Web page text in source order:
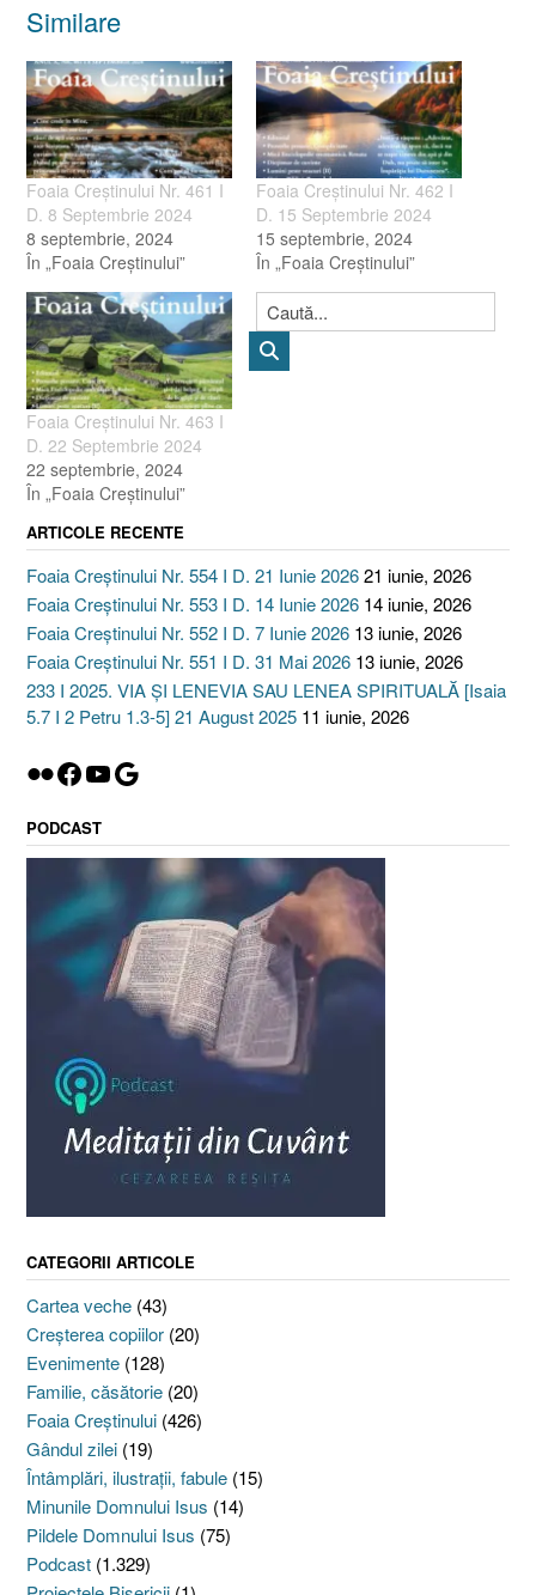
Similare
Foaia Creştinului Nr. 461 I
D. 8 Septembrie 2024
8 septembrie, 2024
În „Foaia Creştinului”
Foaia Creştinului Nr. 462 I
D. 15 Septembrie 2024
15 septembrie, 2024
În „Foaia Creştinului”
Foaia Creştinului Nr. 463 I
D. 22 Septembrie 2024
22 septembrie, 2024
În „Foaia Creştinului”
ARTICOLE RECENTE
Foaia Creștinului Nr. 554 I D. 21 Iunie 202621 iunie, 2026
Foaia Creștinului Nr. 553 I D. 14 Iunie 2026 14 iunie, 2026
Foaia Creștinului Nr. 552 I D. 7 Iunie 2026 13 iunie, 2026
Foaia Creștinului Nr. 551 I D. 31 Mai 2026 13 iunie, 2026
233 I 2025. VIA ȘI LENEVIA SAU LENEA SPIRITUALĂ [Isaia
5.7 I 2 Petru 1.3-5] 21 August 2025 11 iunie, 2026
Flickr
Facebook
YouTube
Google
PODCAST
CATEGORII ARTICOLE
Cartea veche (43)
Creşterea copiilor (20)
Evenimente (128)
Familie, căsătorie (20)
Foaia Creştinului (426)
Gândul zilei (19)
Întâmplări, ilustraţii, fabule (15)
Minunile Domnului Isus (14)
Pildele Domnului Isus (75)
Podcast (1.329)